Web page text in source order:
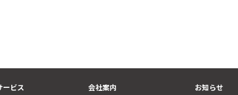
ービス
会社案内
お知らせ